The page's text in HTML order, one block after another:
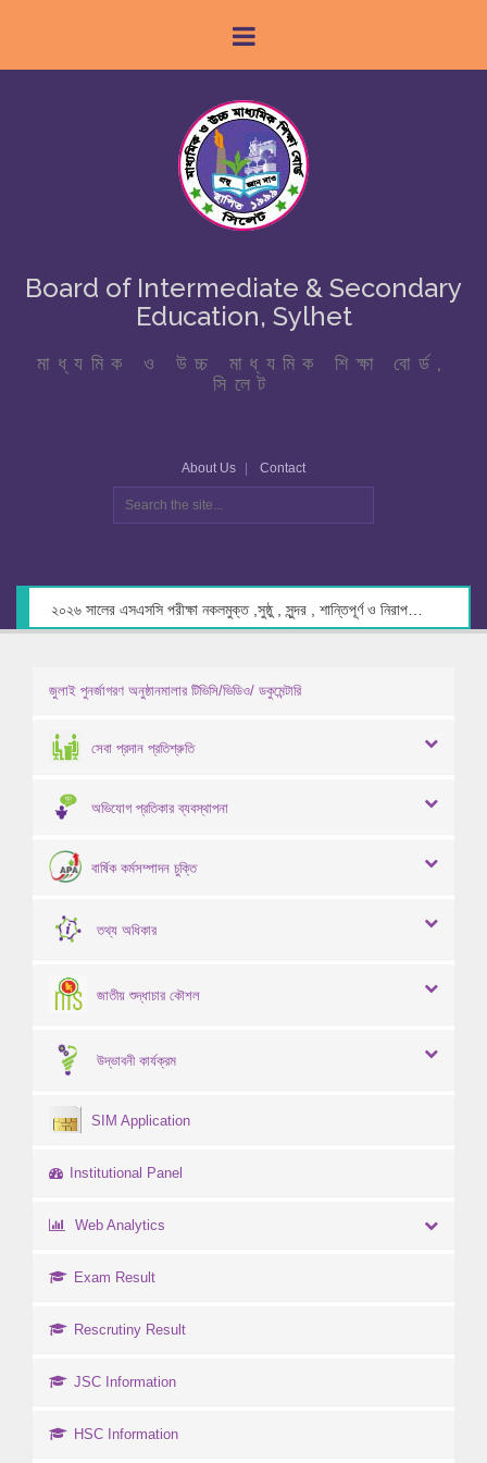
Board of Intermediate & Secondary
Education, Sylhet
মাধ্যমিক ও উচ্চ মাধ্যমিক শিক্ষা বোর্ড,
সিলেট
About Us Contact
জুলাই পুনর্জাগরণ অনুষ্ঠানমালার টিভিসি/ভিডিও/ ডকুমেন্টারি
সেবা প্রদান প্রতিশ্রুতি
অভিযোগ প্রতিকার ব্যবস্থাপনা
বার্ষিক কর্মসম্পাদন চুক্তি
তথ্য অধিকার
জাতীয় শুদ্ধাচার কৌশল
উদ্ভাবনী কার্যক্রম
SIM Application
Institutional Panel
Web Analytics
Exam Result
Rescrutiny Result
JSC Information
HSC Information